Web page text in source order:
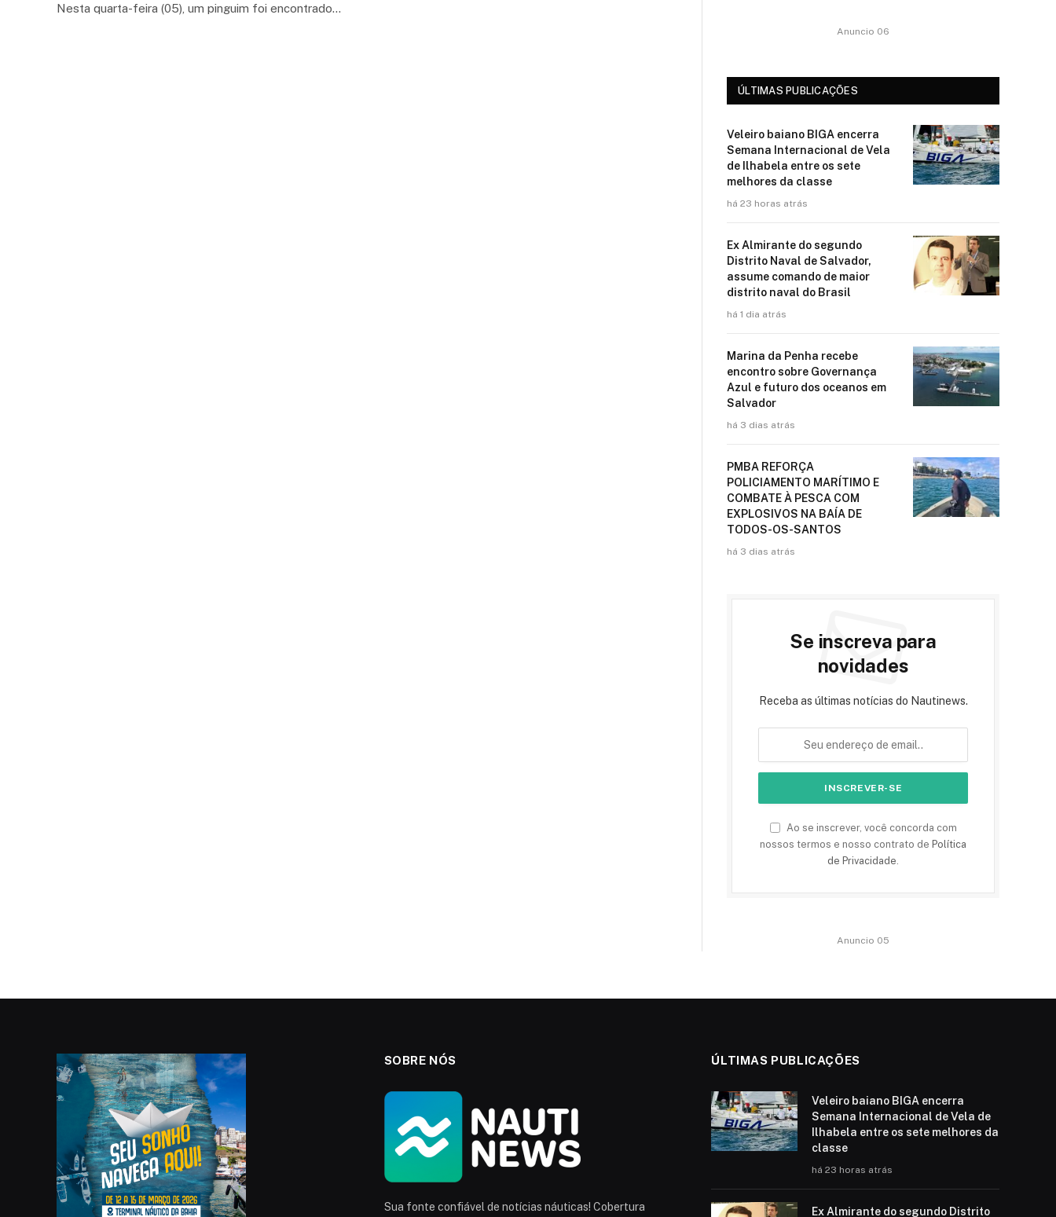
Nesta quarta-feira (05), um pinguim foi encontrado…
Anuncio 06
ÚLTIMAS PUBLICAÇÕES
Veleiro baiano BIGA encerra
Semana Internacional de Vela
de Ilhabela entre os sete
melhores da classe
há 23 horas atrás
Ex Almirante do segundo
Distrito Naval de Salvador,
assume comando de maior
distrito naval do Brasil
há 1 dia atrás
Marina da Penha recebe
encontro sobre Governança
Azul e futuro dos oceanos em
Salvador
há 3 dias atrás
PMBA REFORÇA
POLICIAMENTO MARÍTIMO E
COMBATE À PESCA COM
EXPLOSIVOS NA BAÍA DE
TODOS-OS-SANTOS
há 3 dias atrás
Se inscreva para
novidades
Receba as últimas notícias do Nautinews.
Ao se inscrever, você concorda com
nossos termos e nosso contrato de Política
de Privacidade
Anuncio 05
SOBRE NÓS
Sua fonte confiável de notícias náuticas! Cobertura
ÚLTIMAS PUBLICAÇÕES
Veleiro baiano BIGA encerra
Semana Internacional de Vela de
Ilhabela entre os sete melhores da
classe
há 23 horas atrás
Ex Almirante do segundo Distrito